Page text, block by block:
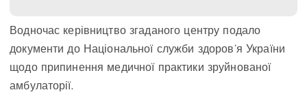
Водночас керівництво згаданого центру подало
документи до Національної служби здоров’я України
щодо припинення медичної практики зруйнованої
амбулаторії.